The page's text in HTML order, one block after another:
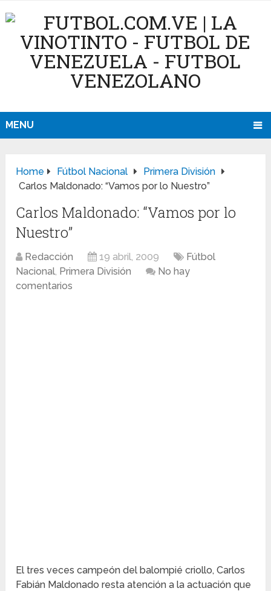
MENU
Home Fútbol Nacional
Primera División
Carlos Maldonado: “Vamos por lo Nuestro”
Carlos Maldonado: “Vamos por lo
Nuestro”
Redacción 19 abril, 2009
Fútbol
Nacional, Primera División
No hay
comentarios
El tres veces campeón del balompié criollo, Carlos
Fabián Maldonado resta atención a la actuación que